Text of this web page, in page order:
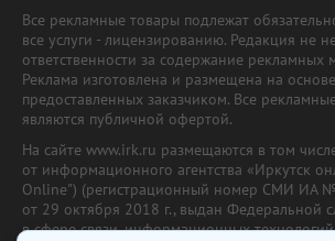
Все рекламные товары подлежат
все услуги - лицензированию. Редакция не
ответственности за содержание рекламных
Реклама изготовлена и размещена на
предоставленных заказчиком. Все
являются публичной офертой.
На сайте www.irk.ru размещаются в том
от информационного агентства «Иркутск
Online") (регистрационный номер СМИ ИА
от 29 октября 2018 г., выдан Федеральной
в сфере связи, информационных